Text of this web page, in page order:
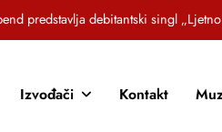
Zeroski, predstavljaju novu
pjesmu “Lejla” iz mjuzikla Travnik
Izvođači Kontakt